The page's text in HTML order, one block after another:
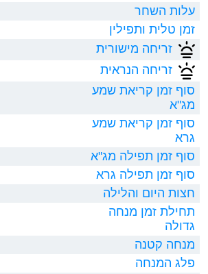
עלות השחר
זמן טלית ותפילין
זריחה מישורית
זריחה הנראית
סוף זמן קריאת שמע
מג"א
סוף זמן קריאת שמע
גרא
סוף זמן תפילה מג"א
סוף זמן תפילה גרא
חצות היום והלילה
תחילת זמן מנחה
גדולה
מנחה קטנה
פלג המנחה